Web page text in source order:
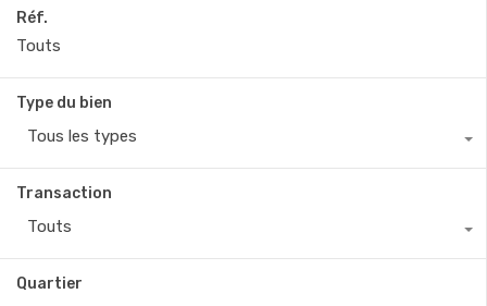
Réf.
Type du bien
Tous les types
Transaction
Touts
Quartier